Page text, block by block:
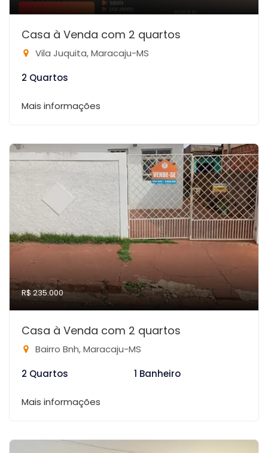
Casa à Venda com 2 quartos
Vila Juquita, Maracaju-MS
2 Quartos
Mais informações
R$ 235.000
Casa à Venda com 2 quartos
Bairro Bnh, Maracaju-MS
2 Quartos
1 Banheiro
Mais informações